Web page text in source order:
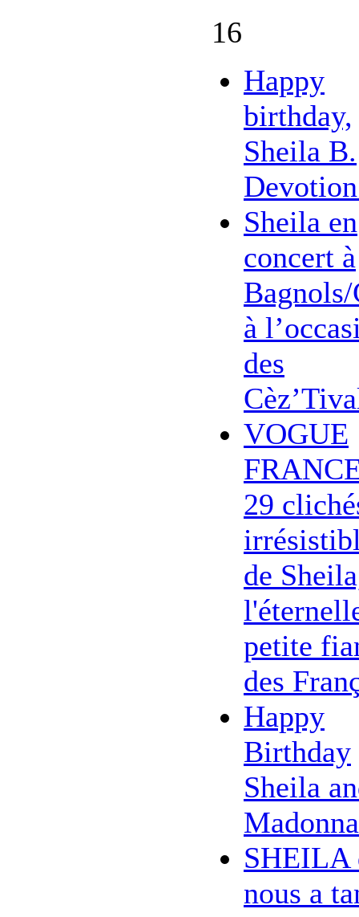
16
Happy
birthday,
Sheila B.
Sheila en
concert à
Bagnols/
à
des
VOGUE
29
de
petite
des
Happy
Birthday
Sheila
Madonna
SHEILA
nous a